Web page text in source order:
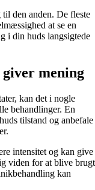
den anden. De fleste
at se en
i din huds langsigtede
mening
kan det i nogle
behandlinger. En
tilstand og anbefale
intensitet og kan give
viden for at blive brugt
kan